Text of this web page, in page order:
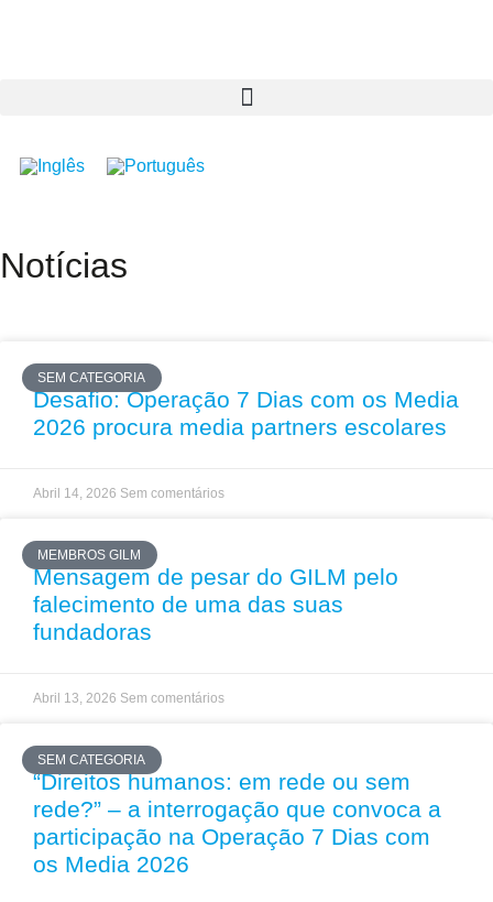
Notícias
SEM CATEGORIA
Desafio: Operação 7 Dias com os Media
2026 procura media partners escolares
Abril 14, 2026 Sem comentários
MEMBROS GILM
Mensagem de pesar do GILM pelo
falecimento de uma das suas
fundadoras
Abril 13, 2026 Sem comentários
SEM CATEGORIA
“Direitos humanos: em rede ou sem
rede?” – a interrogação que convoca a
participação na Operação 7 Dias com
os Media 2026